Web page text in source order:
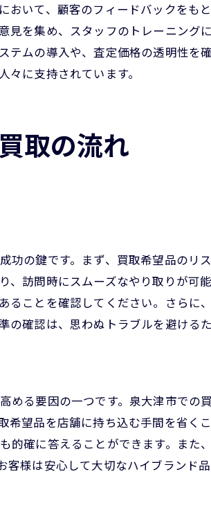
つながるリユースの循環
スの利用で得られる満足感
ーズに応えるカスタマイズ
る買取体験の実現
意点と確認事項
スムーズな調整方法
日の流れと注意点
いて、顧客のフィードバックをも
見を集め、スタッフのトレーニング
ムの導入や、査定価格の透明性を
に支持されています。
取の流れ
の鍵です。まず、買取希望品のリ
訪問時にスムーズなやり取りが可
ことを確認してください。さらに
の確認は、思わぬトラブルを避ける
る要因の一つです。泉大津市での
望品を店舗に持ち込む手間を省く
的確に答えることができます。また
様は安心して大切なハイブランド